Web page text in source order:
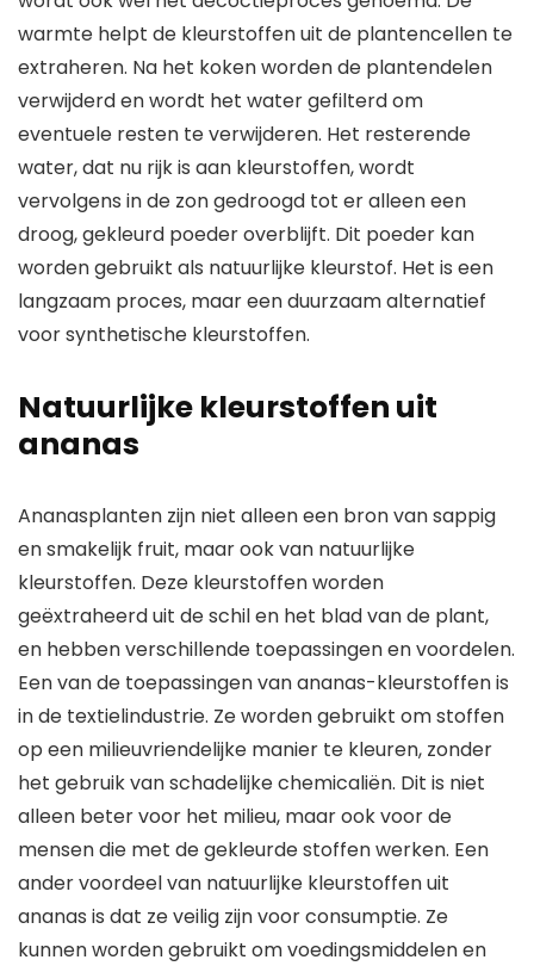
warmte helpt de kleurstoffen uit de plantencellen te
extraheren. Na het koken worden de plantendelen
verwijderd en wordt het water gefilterd om
eventuele resten te verwijderen. Het resterende
water, dat nu rijk is aan kleurstoffen, wordt
vervolgens in de zon gedroogd tot er alleen een
droog, gekleurd poeder overblijft. Dit poeder kan
worden gebruikt als natuurlijke kleurstof. Het is een
langzaam proces, maar een duurzaam alternatief
voor synthetische kleurstoffen.
Natuurlijke kleurstoffen uit
ananas
Ananasplanten zijn niet alleen een bron van sappig
en smakelijk fruit, maar ook van natuurlijke
kleurstoffen. Deze kleurstoffen worden
geëxtraheerd uit de schil en het blad van de plant,
en hebben verschillende toepassingen en voordelen.
Een van de toepassingen van ananas-kleurstoffen is
in de textielindustrie. Ze worden gebruikt om stoffen
op een milieuvriendelijke manier te kleuren, zonder
het gebruik van schadelijke chemicaliën. Dit is niet
alleen beter voor het milieu, maar ook voor de
mensen die met de gekleurde stoffen werken. Een
ander voordeel van natuurlijke kleurstoffen uit
ananas is dat ze veilig zijn voor consumptie. Ze
kunnen worden gebruikt om voedingsmiddelen en